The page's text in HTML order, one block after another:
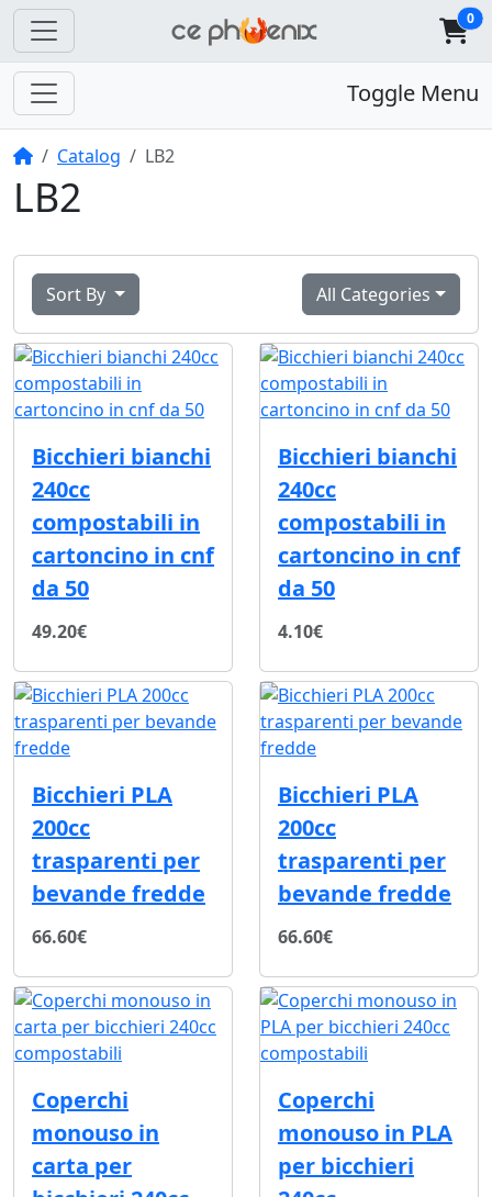
0
Toggle Menu
HomeCatalog LB2
LB2
Sort By All Categories
Bicchieri bianchi
240cc
compostabili in
cartoncino in cnf
da 50
49.20€
Bicchieri bianchi
240cc
compostabili in
cartoncino in cnf
da 50
4.10€
Bicchieri PLA
200cc
trasparenti per
bevande fredde
66.60€
Bicchieri PLA
200cc
trasparenti per
bevande fredde
66.60€
Coperchi
monouso in
carta per
Coperchi
monouso in PLA
per bicchieri